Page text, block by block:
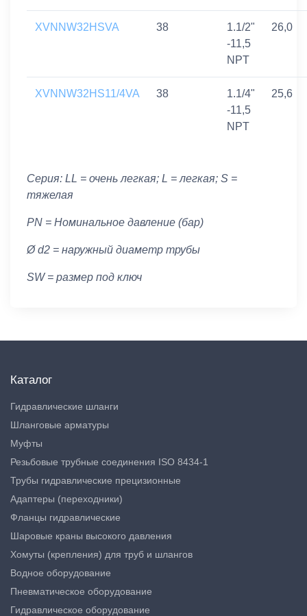
XVNNW32HSVA 38
1.1/2"
-11,5
NPT
26,0
XVNNW32HS11/4VA 38
1.1/4"
-11,5
NPT
25,6
Серия: LL = очень легкая; L = легкая; S =
тяжелая
PN = Номинальное давление (бар)
Ø d2 = наружный диаметр трубы
SW = размер под ключ
Каталог
Гидравлические шланги
Шланговые арматуры
Муфты
Резьбовые трубные соединения ISO 8434-1
Трубы гидравлические прецизионные
Адаптеры (переходники)
Фланцы гидравлические
Шаровые краны высокого давления
Хомуты (крепления) для труб и шлангов
Водное оборудование
Пневматическое оборудование
Гидравлическое оборудование